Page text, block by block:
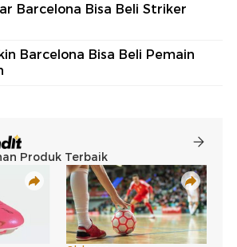
Barcelona Bisa Beli Striker
Barcelona Bisa Beli Pemain